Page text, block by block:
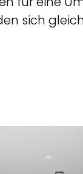
sich